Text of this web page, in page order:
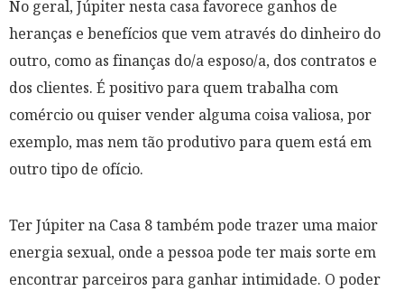
No geral, Júpiter nesta casa favorece ganhos de
heranças e benefícios que vem através do dinheiro do
outro, como as finanças do/a esposo/a, dos contratos e
dos clientes. É positivo para quem trabalha com
comércio ou quiser vender alguma coisa valiosa, por
exemplo, mas nem tão produtivo para quem está em
outro tipo de ofício.
Ter Júpiter na Casa 8 também pode trazer uma maior
energia sexual, onde a pessoa pode ter mais sorte em
encontrar parceiros para ganhar intimidade. O poder